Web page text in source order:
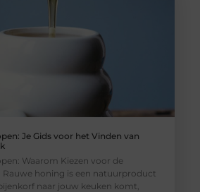
Je Gids voor het Vinden van
Waarom Kiezen voor de
Rauwe honing is een natuurproduct
naar jouw keuken komt,